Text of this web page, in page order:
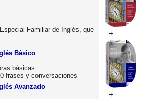
Familiar de Inglés, que
Básico
básicas
frases y conversaciones
Avanzado
+
+